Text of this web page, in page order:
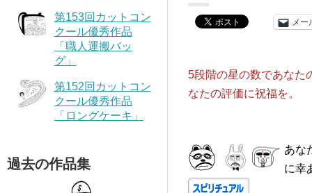
第153回カットコン
クール優秀作品
「職人運搬バッ
グ」
第152回カットコン
クール優秀作品
「ロングケーキ」
過去の作品集
メー
5段階の星の数であなた
なたの評価に祝福を。
あな
に幸